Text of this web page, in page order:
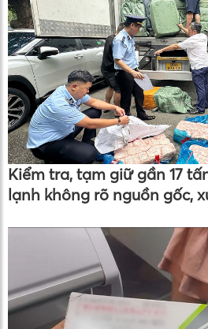
Kiểm tra, tạm giữ gần 17
lạnh không rõ nguồn gốc,